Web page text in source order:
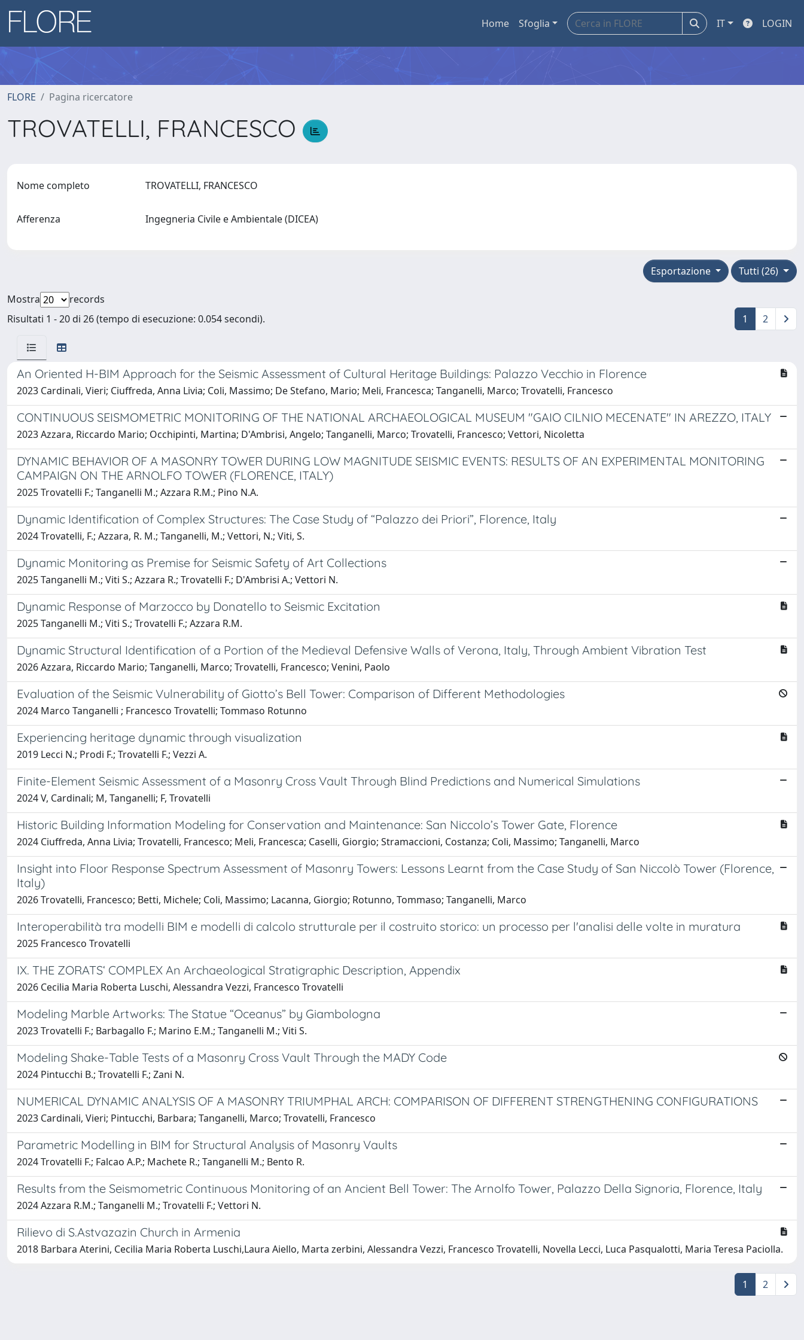
Home Sfoglia IT LOGIN
FLORE Pagina ricercatore
TROVATELLI, FRANCESCO
Nome completo TROVATELLI, FRANCESCO
Afferenza Ingegneria Civile e Ambientale (DICEA)
Tutti (26)
Esportazione
Mostra
records
Risultati 1 - 20 di 26 (tempo di esecuzione: 0.054 secondi).
1 2
An Oriented H-BIM Approach for the Seismic Assessment of Cultural Heritage Buildings: Palazzo Vecchio in Florence
2023 Cardinali, Vieri; Ciuffreda, Anna Livia; Coli, Massimo; De Stefano, Mario; Meli, Francesca; Tanganelli, Marco; Trovatelli, Francesco
CONTINUOUS SEISMOMETRIC MONITORING OF THE NATIONAL ARCHAEOLOGICAL MUSEUM "GAIO CILNIO MECENATE" IN AREZZO, ITALY
2023 Azzara, Riccardo Mario; Occhipinti, Martina; D'Ambrisi, Angelo; Tanganelli, Marco; Trovatelli, Francesco; Vettori, Nicoletta
DYNAMIC BEHAVIOR OF A MASONRY TOWER DURING LOW MAGNITUDE SEISMIC EVENTS: RESULTS OF AN EXPERIMENTAL MONITORING
CAMPAIGN ON THE ARNOLFO TOWER (FLORENCE, ITALY)
2025 Trovatelli F.; Tanganelli M.; Azzara R.M.; Pino N.A.
Dynamic Identification of Complex Structures: The Case Study of “Palazzo dei Priori”, Florence, Italy
2024 Trovatelli, F.; Azzara, R. M.; Tanganelli, M.; Vettori, N.; Viti, S.
Dynamic Monitoring as Premise for Seismic Safety of Art Collections
2025 Tanganelli M.; Viti S.; Azzara R.; Trovatelli F.; D'Ambrisi A.; Vettori N.
Dynamic Response of Marzocco by Donatello to Seismic Excitation
2025 Tanganelli M.; Viti S.; Trovatelli F.; Azzara R.M.
Dynamic Structural Identification of a Portion of the Medieval Defensive Walls of Verona, Italy, Through Ambient Vibration Test
2026 Azzara, Riccardo Mario; Tanganelli, Marco; Trovatelli, Francesco; Venini, Paolo
Evaluation of the Seismic Vulnerability of Giotto’s Bell Tower: Comparison of Different Methodologies
2024 Marco Tanganelli ; Francesco Trovatelli; Tommaso Rotunno
Experiencing heritage dynamic through visualization
2019 Lecci N.; Prodi F.; Trovatelli F.; Vezzi A.
Finite-Element Seismic Assessment of a Masonry Cross Vault Through Blind Predictions and Numerical Simulations
2024 V, Cardinali; M, Tanganelli; F, Trovatelli
Historic Building Information Modeling for Conservation and Maintenance: San Niccolo’s Tower Gate, Florence
2024 Ciuffreda, Anna Livia; Trovatelli, Francesco; Meli, Francesca; Caselli, Giorgio; Stramaccioni, Costanza; Coli, Massimo; Tanganelli, Marco
Insight into Floor Response Spectrum Assessment of Masonry Towers: Lessons Learnt from the Case Study of San Niccolò Tower (Florence,
Italy)
2026 Trovatelli, Francesco; Betti, Michele; Coli, Massimo; Lacanna, Giorgio; Rotunno, Tommaso; Tanganelli, Marco
Interoperabilità tra modelli BIM e modelli di calcolo strutturale per il costruito storico: un processo per l'analisi delle volte in muratura
2025 Francesco Trovatelli
IX. THE ZORATS‘ COMPLEX An Archaeological Stratigraphic Description, Appendix
2026 Cecilia Maria Roberta Luschi, Alessandra Vezzi, Francesco Trovatelli
Modeling Marble Artworks: The Statue “Oceanus” by Giambologna
2023 Trovatelli F.; Barbagallo F.; Marino E.M.; Tanganelli M.; Viti S.
Modeling Shake-Table Tests of a Masonry Cross Vault Through the MADY Code
2024 Pintucchi B.; Trovatelli F.; Zani N.
NUMERICAL DYNAMIC ANALYSIS OF A MASONRY TRIUMPHAL ARCH: COMPARISON OF DIFFERENT STRENGTHENING CONFIGURATIONS
2023 Cardinali, Vieri; Pintucchi, Barbara; Tanganelli, Marco; Trovatelli, Francesco
Parametric Modelling in BIM for Structural Analysis of Masonry Vaults
2024 Trovatelli F.; Falcao A.P.; Machete R.; Tanganelli M.; Bento R.
Results from the Seismometric Continuous Monitoring of an Ancient Bell Tower: The Arnolfo Tower, Palazzo Della Signoria, Florence, Italy
2024 Azzara R.M.; Tanganelli M.; Trovatelli F.; Vettori N.
Rilievo di S.Astvazazin Church in Armenia
2018 Barbara Aterini, Cecilia Maria Roberta Luschi,Laura Aiello, Marta zerbini, Alessandra Vezzi, Francesco Trovatelli, Novella Lecci, Luca Pasqualotti, Maria Teresa Paciolla.
1 2